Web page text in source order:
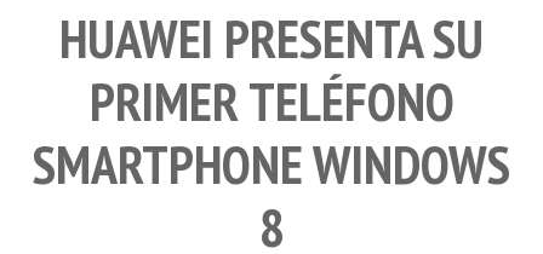
HUAWEI PRESENTA SU
PRIMER TELÉFONO
SMARTPHONE WINDOWS
8